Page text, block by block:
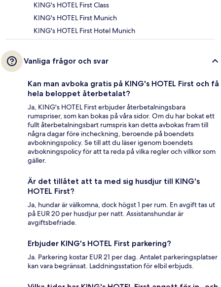
KING's HOTEL First Class
KING's HOTEL First Munich
KING's HOTEL First Hotel Munich
Vanliga frågor och svar
Kan man avboka gratis på KING's HOTEL First och få
hela beloppet återbetalat?
Ja, KING's HOTEL First erbjuder återbetalningsbara
rumspriser, som kan bokas på våra sidor. Om du har bokat ett
fullt återbetalningsbart rumspris kan detta avbokas fram till
några dagar före incheckning, beroende på boendets
avbokningspolicy. Se till att du läser igenom boendets
avbokningspolicy för att ta reda på vilka regler och villkor som
gäller.
Är det tillåtet att ta med sig husdjur till KING's
HOTEL First?
Ja, hundar är välkomna, dock högst 1 per rum. En avgift tas ut
på EUR 20 per husdjur per natt. Assistanshundar är
avgiftsbefriade.
Erbjuder KING's HOTEL First parkering?
Ja. Parkering kostar EUR 21 per dag. Antalet parkeringsplatser
kan vara begränsat. Laddningsstation för elbil erbjuds.